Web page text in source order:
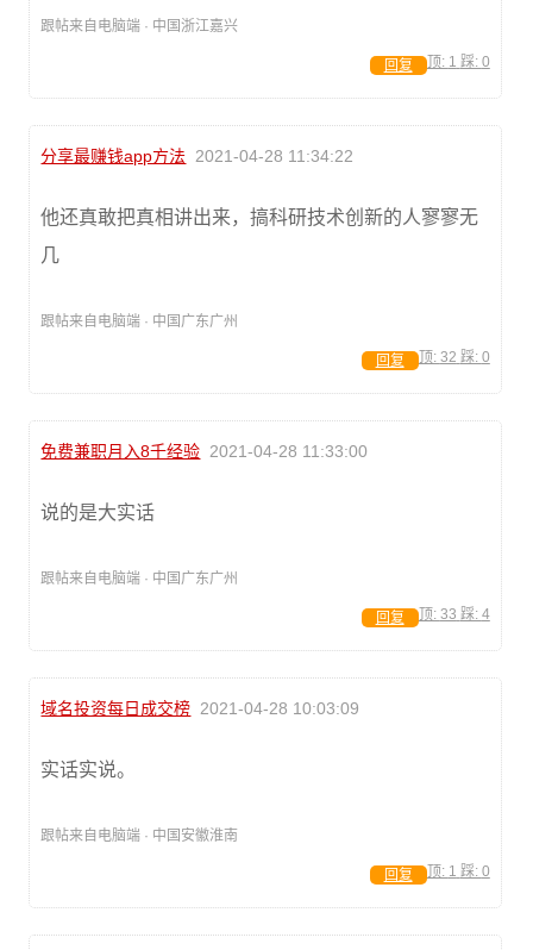
跟帖来自电脑端 · 中国浙江嘉兴
顶: 1 踩: 0
回复
分享最赚钱app方法 2021-04-28 11:34:22
他还真敢把真相讲出来，搞科研技术创新的人寥寥无
几
跟帖来自电脑端 · 中国广东广州
顶: 32 踩: 0
回复
免费兼职月入8千经验 2021-04-28 11:33:00
说的是大实话
跟帖来自电脑端 · 中国广东广州
顶: 33 踩: 4
回复
域名投资每日成交榜 2021-04-28 10:03:09
实话实说。
跟帖来自电脑端 · 中国安徽淮南
顶: 1 踩: 0
回复